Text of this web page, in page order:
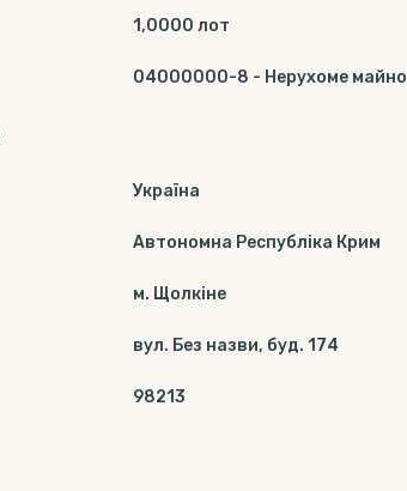
1,0000 лот
04000000-8 - Нерухоме майно
Україна
Автономна Республіка Крим
м. Щолкіне
вул. Без назви, буд. 174
98213